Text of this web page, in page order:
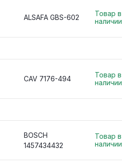
ALSAFA GBS-602
Товар в
наличии
CAV 7176-494
Товар в
наличии
BOSCH
1457434432
Товар в
наличии